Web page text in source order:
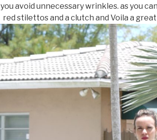
you avoid unnecessary wrinkles. as you
red stilettos and a clutch and Voila a